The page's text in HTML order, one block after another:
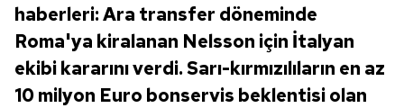
haberleri: Ara transfer döneminde
Roma'ya kiralanan Nelsson için İtalyan
ekibi kararını verdi. Sarı-kırmızılıların en az
10 milyon Euro bonservis beklentisi olan